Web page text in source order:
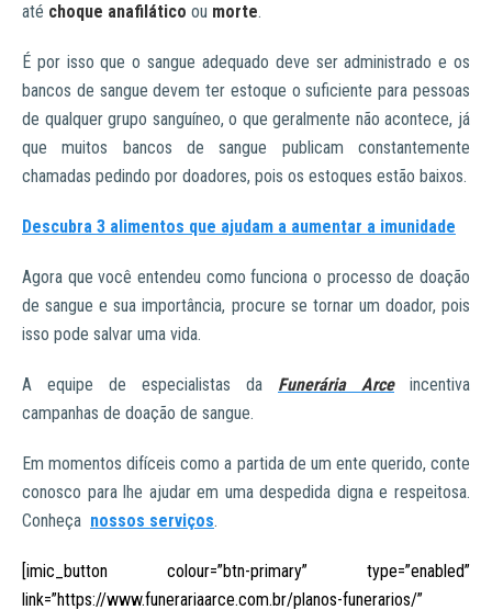
até choque anafilático ou morte.
É por isso que o sangue adequado deve ser administrado e os
bancos de sangue devem ter estoque o suficiente para pessoas
de qualquer grupo sanguíneo, o que geralmente não acontece, já
que muitos bancos de sangue publicam constantemente
chamadas pedindo por doadores, pois os estoques estão baixos.
Descubra 3 alimentos que ajudam a aumentar a imunidade
Agora que você entendeu como funciona o processo de doação
de sangue e sua importância, procure se tornar um doador, pois
isso pode salvar uma vida.
A equipe de especialistas da Funerária Arceincentiva
campanhas de doação de sangue.
Em momentos difíceis como a partida de um ente querido, conte
conosco para lhe ajudar em uma despedida digna e respeitosa.
Conheça nossos serviços.
[imic_button colour=”btn-primary” type=”enabled”
link=”https://www.funerariaarce.com.br/planos-funerarios/”